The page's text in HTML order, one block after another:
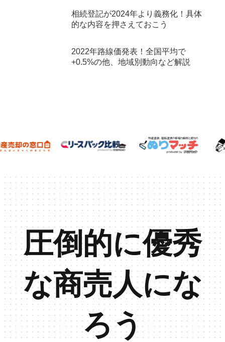
相続登記が2024年より義務化！具体
的な内容を押さえておこう
2022年路線価発表！全国平均で
+0.5%の他、地域別動向など解説
圧倒的に優秀
な商売人にな
ろう